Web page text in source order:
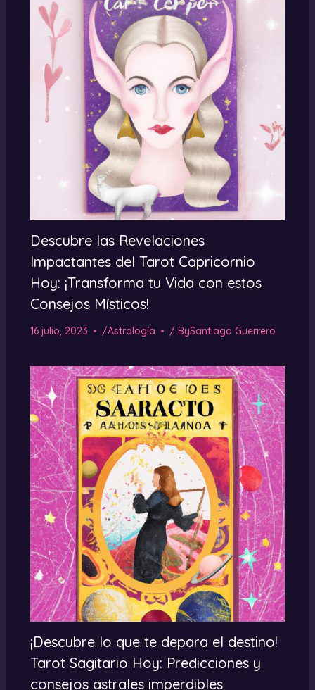
Descubre las Revelaciones
Impactantes del Tarot Capricornio
Hoy: ¡Transforma tu Vida con estos
Consejos Místicos!
16 julio, 2023 /Astrología / BySantiago Guerrero
¡Descubre lo que te depara el destino!
Tarot Sagitario Hoy: Predicciones y
consejos astrales imperdibles